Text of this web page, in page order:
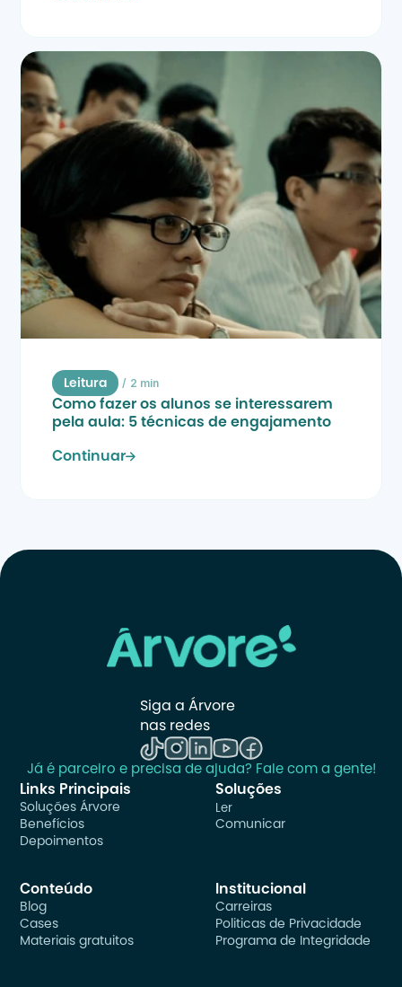
Leitura / 2 min
Como fazer os alunos se interessarem
pela aula: 5 técnicas de engajamento
Continuar
Siga a Árvore
nas redes
Já é parceiro e precisa de ajuda? Fale com a gente!
Links Principais
Soluções Árvore
Benefícios
Depoimentos
Soluções
Ler
Comunicar
Conteúdo
Blog
Cases
Materiais gratuitos
Institucional
Carreiras
Politicas de Privacidade
Programa de Integridade